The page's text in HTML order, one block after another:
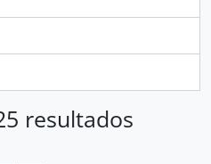
resultados